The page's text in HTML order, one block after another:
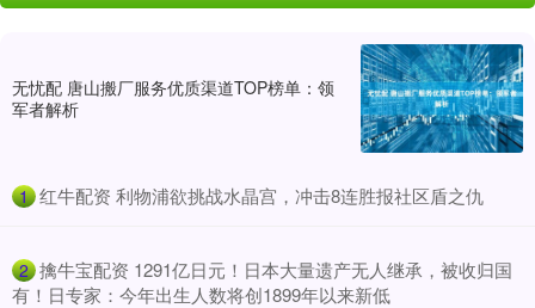
无忧配 唐山搬厂服务优质渠道TOP榜单：领
军者解析
1 ​红牛配资 利物浦欲挑战水晶宫，冲击8连胜报社区盾之仇
2 ​擒牛宝配资 1291亿日元！日本大量遗产无人继承，被收归国
有！日专家：今年出生人数将创1899年以来新低